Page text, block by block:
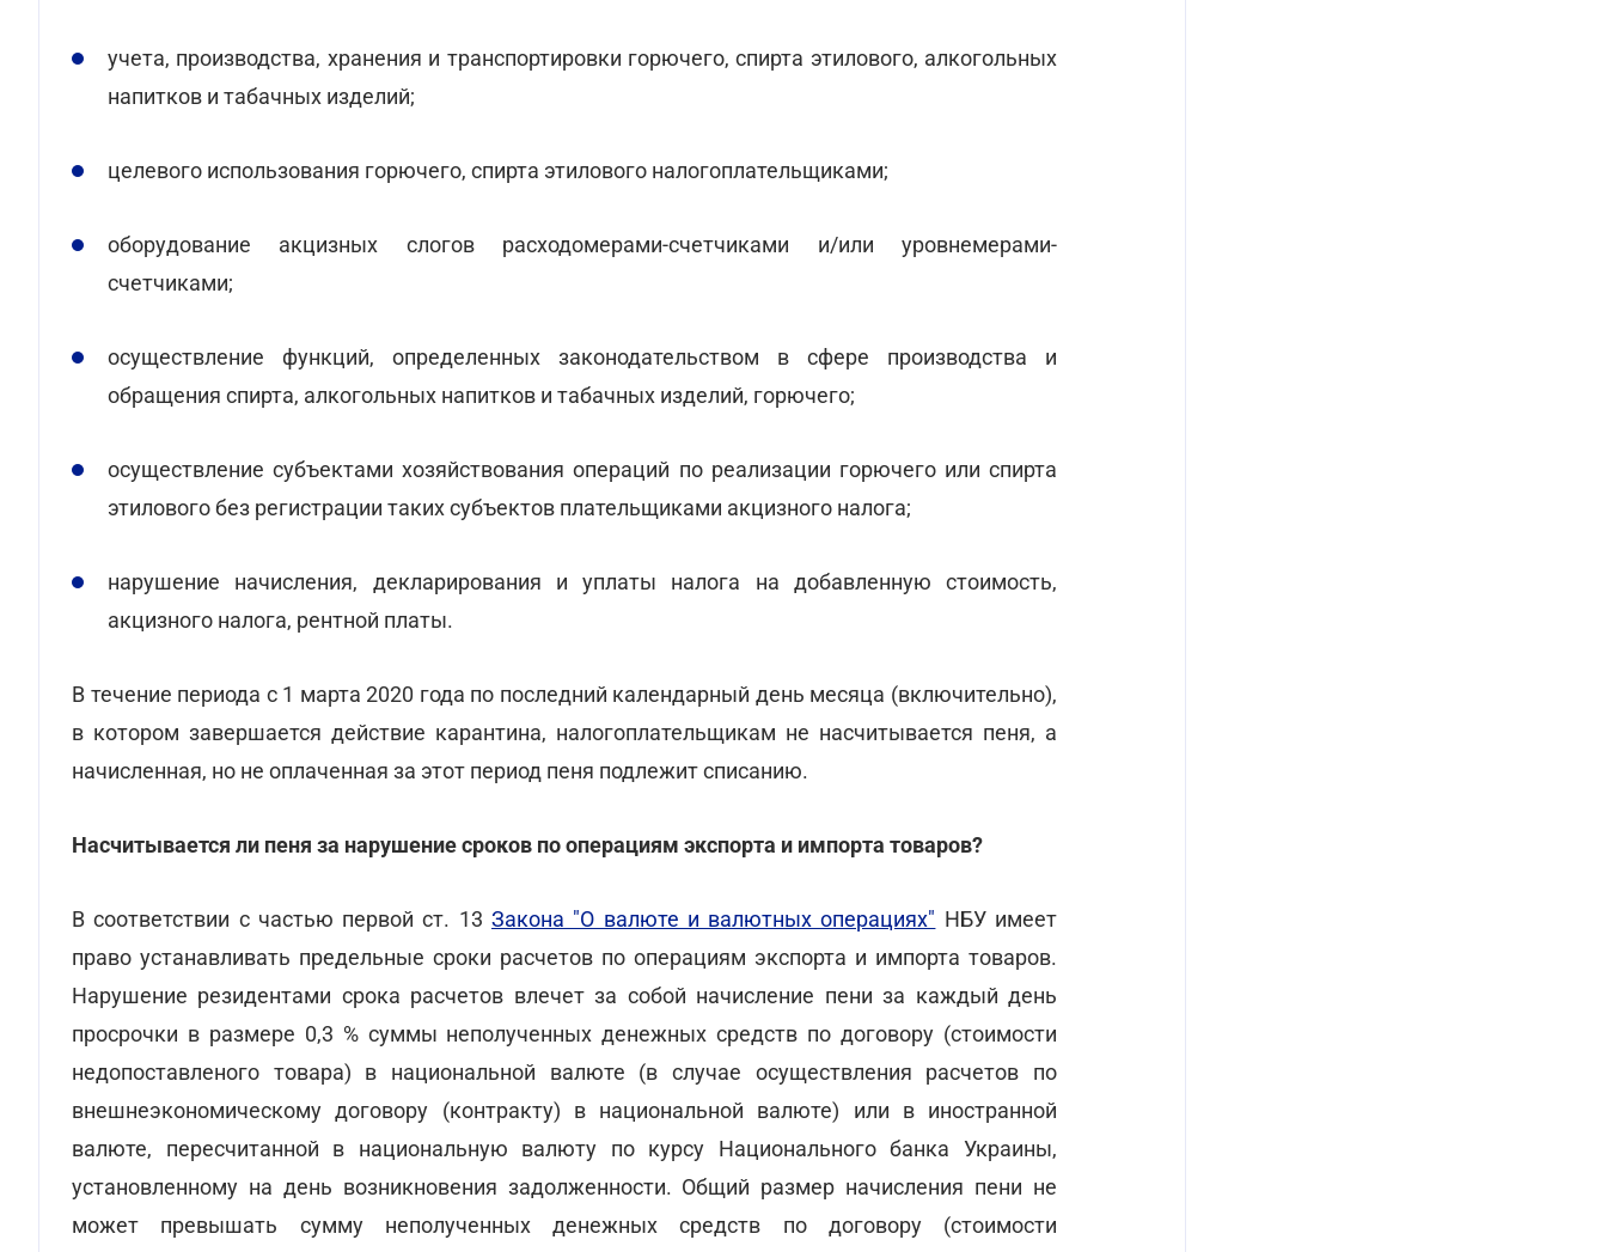
учета, производства, хранения и транспортировки горючего, спирта этилового, алкогольных
напитков и табачных изделий;
целевого использования горючего, спирта этилового налогоплательщиками;
оборудование акцизных слогов расходомерами-счетчиками и/или уровнемерами-
счетчиками;
осуществление функций, определенных законодательством в сфере производства и
обращения спирта, алкогольных напитков и табачных изделий, горючего;
осуществление субъектами хозяйствования операций по реализации горючего или спирта
этилового без регистрации таких субъектов плательщиками акцизного налога;
нарушение начисления, декларирования и уплаты налога на добавленную стоимость,
акцизного налога, рентной платы.
В течение периода с 1 марта 2020 года по последний календарный день месяца (включительно),
в котором завершается действие карантина, налогоплательщикам не насчитывается пеня, а
начисленная, но не оплаченная за этот период пеня подлежит списанию.
Насчитывается ли пеня за нарушение сроков по операциям экспорта и импорта товаров?
В соответствии с частью первой ст. 13 Закона "О валюте и валютных операциях" НБУ имеет
право устанавливать предельные сроки расчетов по операциям экспорта и импорта товаров.
Нарушение резидентами срока расчетов влечет за собой начисление пени за каждый день
просрочки в размере 0,3 % суммы неполученных денежных средств по договору (стоимости
недопоставленого товара) в национальной валюте (в случае осуществления расчетов по
внешнеэкономическому договору (контракту) в национальной валюте) или в иностранной
валюте, пересчитанной в национальную валюту по курсу Национального банка Украины,
установленному на день возникновения задолженности. Общий размер начисления пени не
может превышать сумму неполученных денежных средств по договору (стоимости